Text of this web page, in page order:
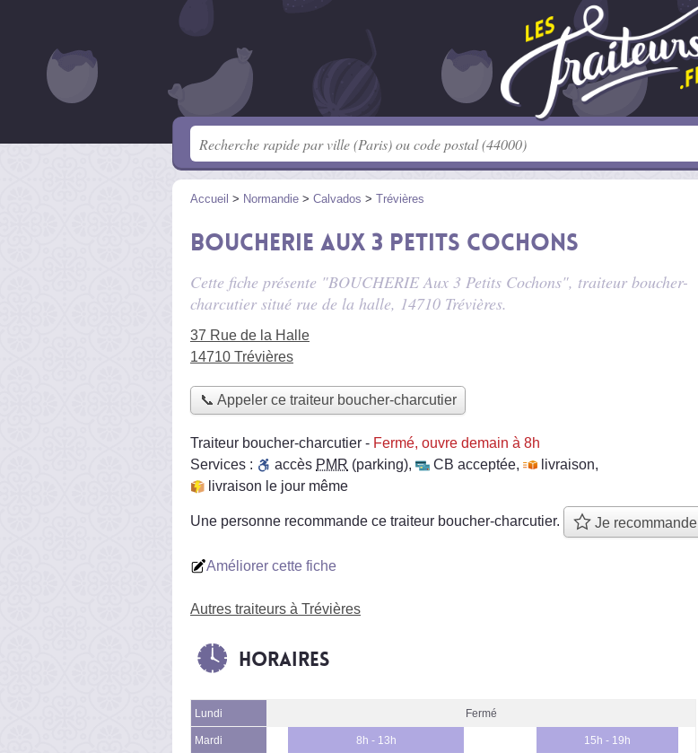
Accueil > Normandie > Calvados > Trévières
BOUCHERIE Aux 3 Petits Cochons
Cette fiche présente "BOUCHERIE Aux 3 Petits Cochons", traiteur boucher-
charcutier situé rue de la halle, 14710 Trévières.
37 Rue de la Halle
14710 Trévières
📞 Appeler ce traiteur boucher-charcutier
Traiteur boucher-charcutier - Fermé, ouvre demain à 8h
Services :
accès PMR (parking), CB acceptée, livraison,
livraison le jour même
Une personne recommande ce traiteur boucher-charcutier. Je recommande
Améliorer cette fiche
Autres traiteurs à Trévières
Horaires
Lundi Fermé
Mardi 8h - 13h 15h - 19h